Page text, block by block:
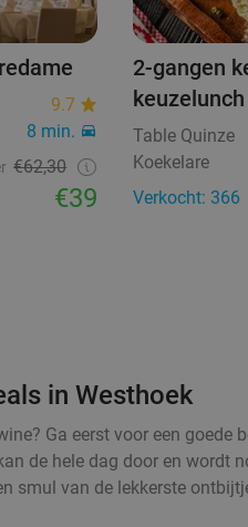
9.7
8 min.
€62,30
€39
2-gangen
Table Quinze
Koekelare
Verkocht: 366
in Westhoek
Ga eerst voor een
de hele dag door en wordt
smul van de lekkerste